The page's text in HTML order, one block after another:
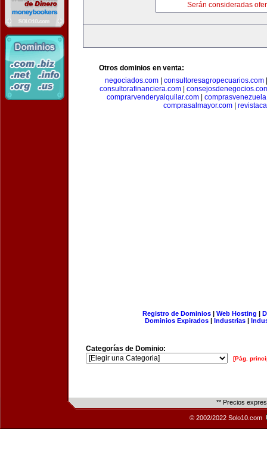
Serán consideradas
Otros dominios en venta:
negociados.com
consultoresagropecuarios.com
consultorafinanciera.com|
comprarvenderyalquilar.com|
comprasalmayor.com
Registro de Dominios| Web Hosting |
Dominios Expirados | Industrias |
Categorías de Dominio:
[Pág.
** Precios
© 2002/2022 Solo10.com